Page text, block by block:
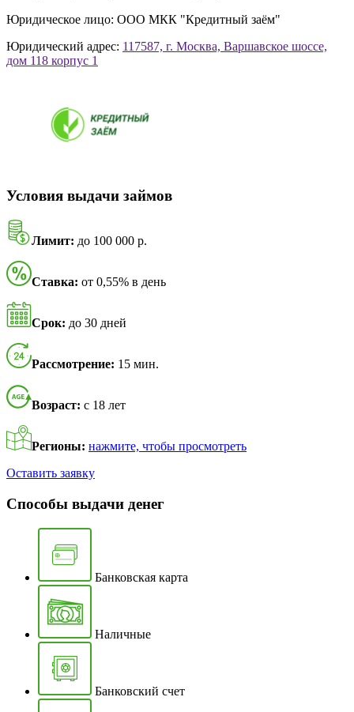
Юридическое лицо: ООО МКК "Кредитный заём"
Юридический адрес: 117587, г. Москва, Варшавское шоссе,
дом 118 корпус 1
Условия выдачи займов
Лимит: до 100 000 р.
Ставка: от 0,55% в день
Срок: до 30 дней
Рассмотрение: 15 мин.
Возраст: с 18 лет
Регионы: нажмите, чтобы просмотреть
Оставить заявку
Способы выдачи денег
Банковская карта
Наличные
Банковский счет